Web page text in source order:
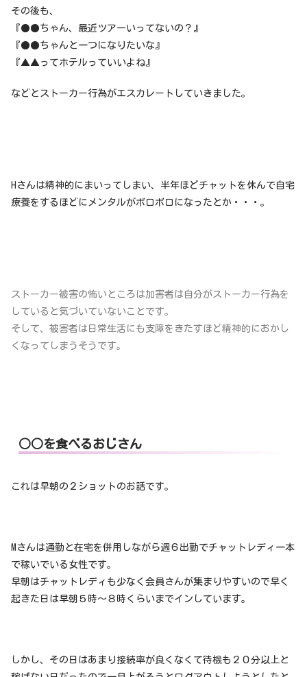
その後も、
『●●ちゃん、最近ツアーいってないの？』
『●●ちゃんと一つになりたいな』
『▲▲ってホテルっていいよね』
などとストーカー行為がエスカレートしていきました。
Hさんは精神的にまいってしまい、半年ほどチャットを休んで自宅
療養をするほどにメンタルがボロボロになったとか・・・。
ストーカー被害の怖いところは加害者は自分がストーカー行為を
していると気づいていないことです。
そして、被害者は日常生活にも支障をきたすほど精神的におかし
くなってしまうそうです。
○○を食べるおじさん
これは早朝の２ショットのお話です。
Mさんは通勤と在宅を併用しながら週６出勤でチャットレディ一本
で稼いでいる女性です。
早朝はチャットレディも少なく会員さんが集まりやすいので早く
起きた日は早朝５時〜８時くらいまでインしています。
しかし、その日はあまり接続率が良くなくて待機も２０分以上と